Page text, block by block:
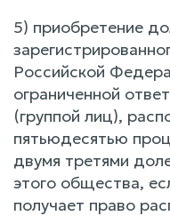
5) приобретение
Российской
ограниченной
(группой лиц),
пятьюдесятью
двумя третями
этого общества,
получает право